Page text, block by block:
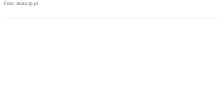
Foto: moto.rp.pl